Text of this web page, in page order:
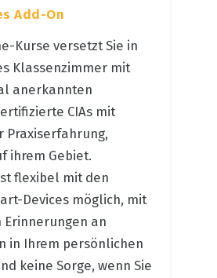
Add-On
Kurse versetzt Sie in
Klassenzimmer mit
anerkannten
CIAs mit
Praxiserfahrung,
ihrem Gebiet.
flexibel mit den
Devices möglich, mit
an
in Ihrem persönlichen
keine Sorge, wenn Sie